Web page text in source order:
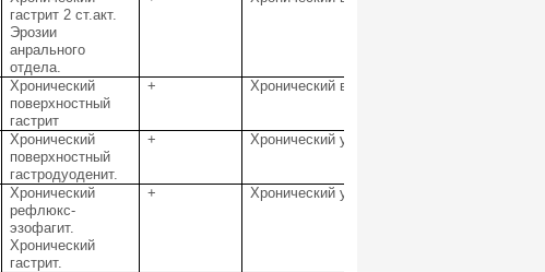
гастрит 2 ст.акт.
Эрозии
анрального
отдела.
Хронический
поверхностный
гастрит
+ Хронический выраженный умеренно
Хронический
поверхностный
гастродуоденит.
+ Хронический умеренно выраженный
Хронический
рефлюкс-
эзофагит.
Хронический
гастрит.
+ Хронический умеренно выраженный